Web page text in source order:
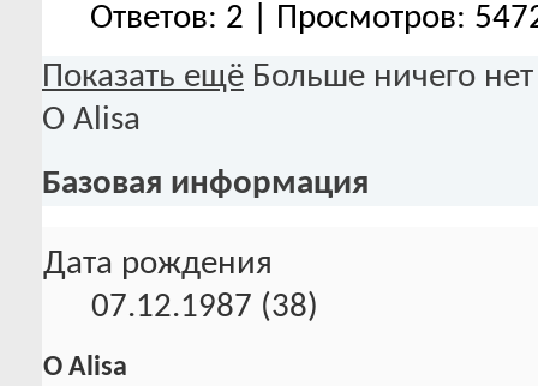
Ответов: 2 | Просмотров:
Показать ещё Больше ничего нет
О Alisa
Базовая информация
Дата рождения
07.12.1987 (38)
О Alisa